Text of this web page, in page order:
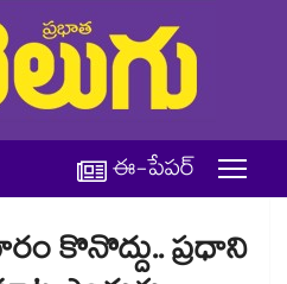
ఈ-పేపర్
కొనొద్దు.. ప్రధాని